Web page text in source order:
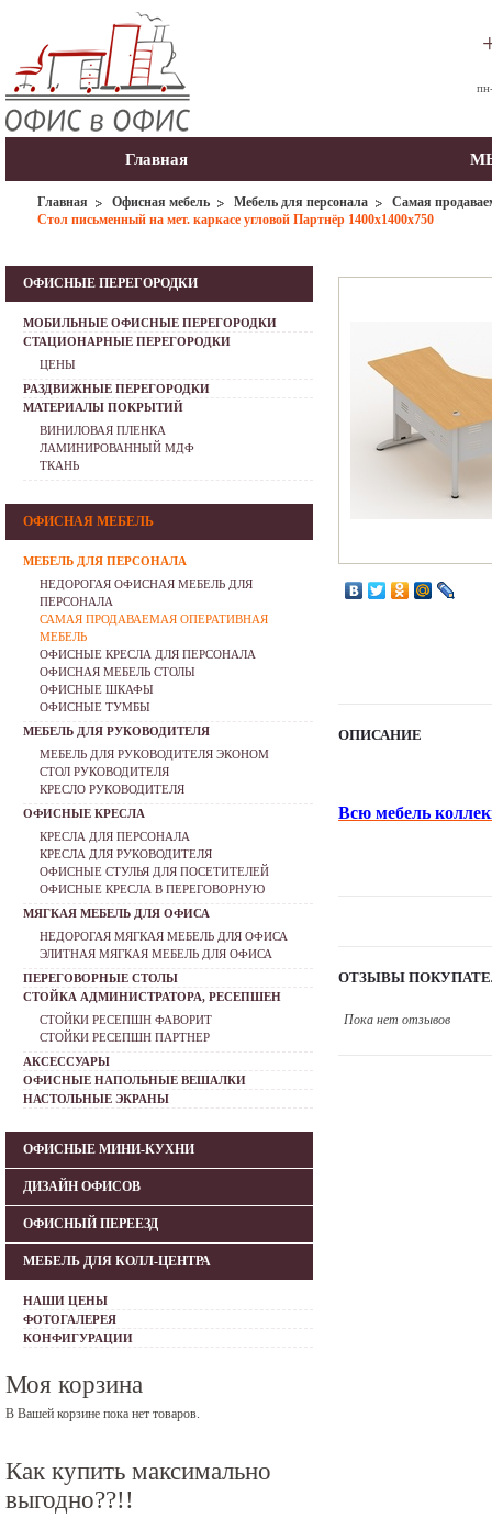
Главная
Главная Офисная мебель Мебель для персонала
Самая
Стол письменный на мет. каркасе угловой Партнёр 1400х1400х750
ОПИСАНИЕ
Всю мебель
ОТЗЫВЫ
Пока нет отзывов
ОФИСНЫЕ ПЕРЕГОРОДКИ
МОБИЛЬНЫЕ ОФИСНЫЕ ПЕРЕГОРОДКИ
СТАЦИОНАРНЫЕ ПЕРЕГОРОДКИ
ЦЕНЫ
РАЗДВИЖНЫЕ ПЕРЕГОРОДКИ
МАТЕРИАЛЫ ПОКРЫТИЙ
ВИНИЛОВАЯ ПЛЕНКА
ЛАМИНИРОВАННЫЙ МДФ
ТКАНЬ
ОФИСНАЯ МЕБЕЛЬ
МЕБЕЛЬ ДЛЯ ПЕРСОНАЛА
НЕДОРОГАЯ ОФИСНАЯ МЕБЕЛЬ ДЛЯ
ПЕРСОНАЛА
САМАЯ ПРОДАВАЕМАЯ ОПЕРАТИВНАЯ
МЕБЕЛЬ
ОФИСНЫЕ КРЕСЛА ДЛЯ ПЕРСОНАЛА
ОФИСНАЯ МЕБЕЛЬ СТОЛЫ
ОФИСНЫЕ ШКАФЫ
ОФИСНЫЕ ТУМБЫ
МЕБЕЛЬ ДЛЯ РУКОВОДИТЕЛЯ
МЕБЕЛЬ ДЛЯ РУКОВОДИТЕЛЯ ЭКОНОМ
СТОЛ РУКОВОДИТЕЛЯ
КРЕСЛО РУКОВОДИТЕЛЯ
ОФИСНЫЕ КРЕСЛА
КРЕСЛА ДЛЯ ПЕРСОНАЛА
КРЕСЛА ДЛЯ РУКОВОДИТЕЛЯ
ОФИСНЫЕ СТУЛЬЯ ДЛЯ ПОСЕТИТЕЛЕЙ
ОФИСНЫЕ КРЕСЛА В ПЕРЕГОВОРНУЮ
МЯГКАЯ МЕБЕЛЬ ДЛЯ ОФИСА
НЕДОРОГАЯ МЯГКАЯ МЕБЕЛЬ ДЛЯ ОФИСА
ЭЛИТНАЯ МЯГКАЯ МЕБЕЛЬ ДЛЯ ОФИСА
ПЕРЕГОВОРНЫЕ СТОЛЫ
СТОЙКА АДМИНИСТРАТОРА, РЕСЕПШЕН
СТОЙКИ РЕСЕПШН ФАВОРИТ
СТОЙКИ РЕСЕПШН ПАРТНЕР
АКСЕССУАРЫ
ОФИСНЫЕ НАПОЛЬНЫЕ ВЕШАЛКИ
НАСТОЛЬНЫЕ ЭКРАНЫ
ОФИСНЫЕ МИНИ-КУХНИ
ДИЗАЙН ОФИСОВ
ОФИСНЫЙ ПЕРЕЕЗД
МЕБЕЛЬ ДЛЯ КОЛЛ-ЦЕНТРА
НАШИ ЦЕНЫ
ФОТОГАЛЕРЕЯ
КОНФИГУРАЦИИ
Моя корзина
В Вашей корзине пока нет товаров.
Как купить максимально
выгодно??!!